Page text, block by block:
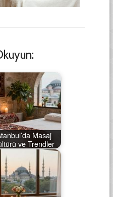
Masaj
ve Trendler